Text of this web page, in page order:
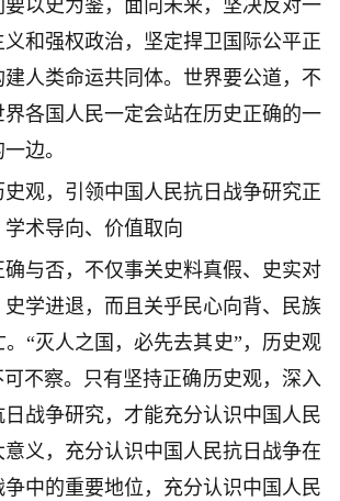
以史为鉴，面向未来，坚决反对一
和强权政治，坚定捍卫国际公平正
人类命运共同体。世界要公道，不
各国人民一定会站在历史正确的一
边。
，引领中国人民抗日战争研究正
术导向、价值取向
否，不仅事关史料真假、史实对
学进退，而且关乎民心向背、民族
“灭人之国，必先去其史”，历史观
可不察。只有坚持正确历史观，深入
战争研究，才能充分认识中国人民
义，充分认识中国人民抗日战争在
中的重要地位，充分认识中国人民